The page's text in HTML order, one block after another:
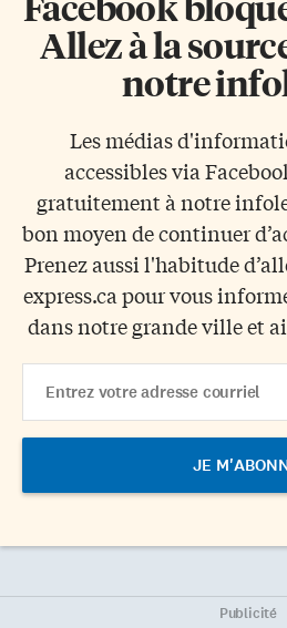
Allez à la
notre
Les médias
accessibles via
gratuitement à notre
bon moyen de continuer
Prenez aussi l'habitude
express.ca pour vous
dans notre grande ville et
Address
Publicité